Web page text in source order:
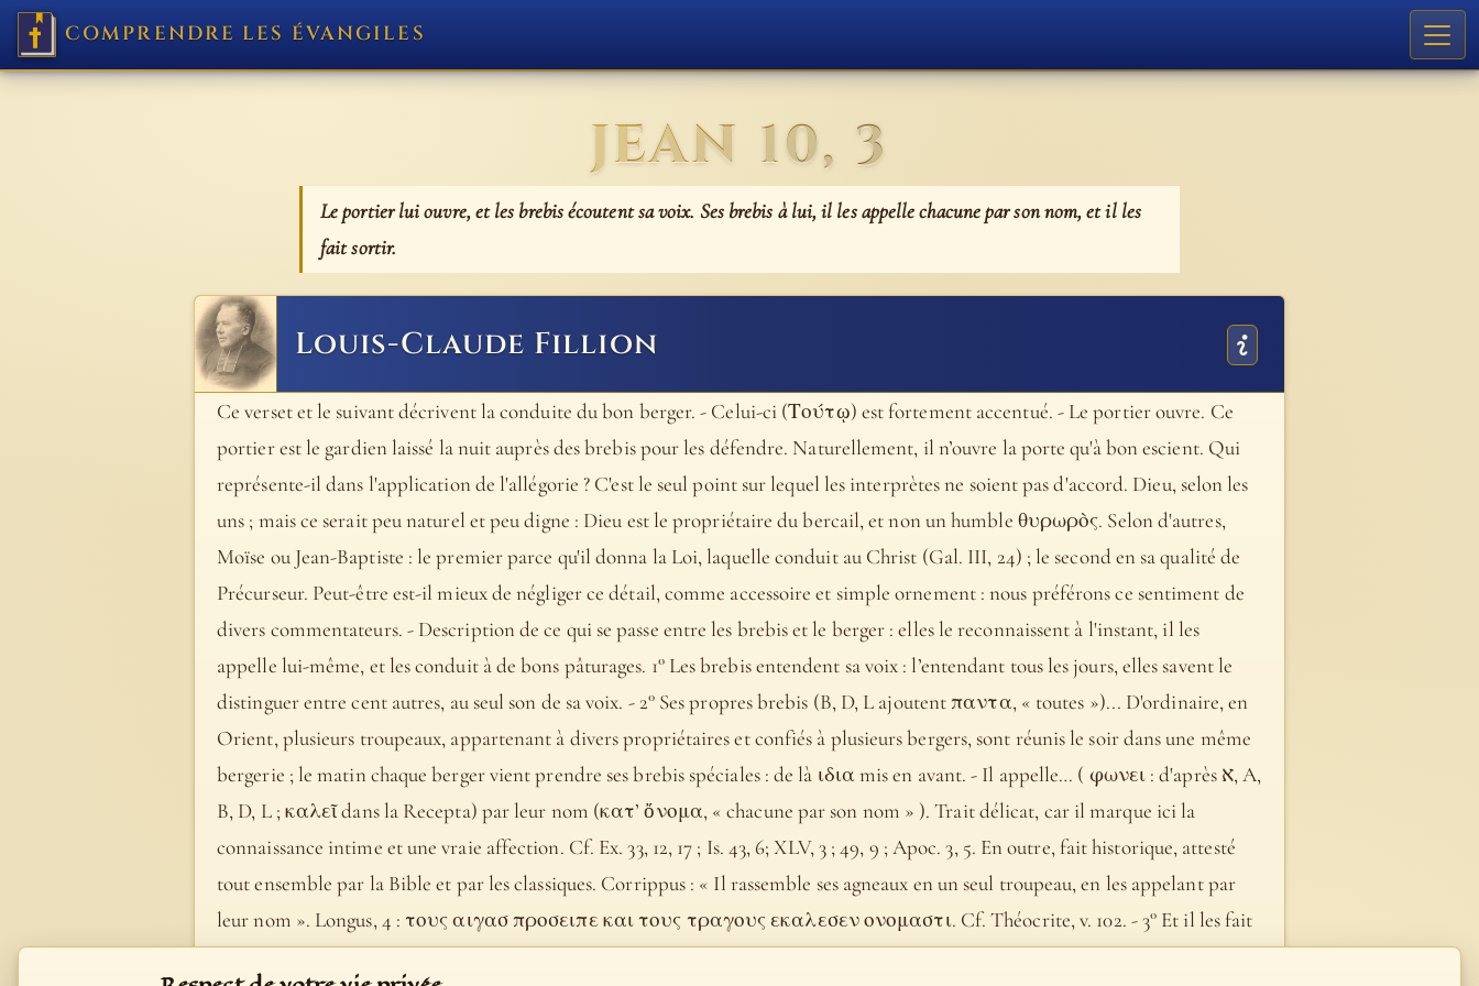
COMPRENDRE LES ÉVANGILES
JEAN 10, 3
Le portier lui ouvre, et les brebis écoutent sa voix. Ses brebis à lui, il les appelle chacune par son nom, et il les
fait sortir.
Louis-Claude Fillion
Ce verset et le suivant décrivent la conduite du bon berger. - Celui-ci (Τούτῳ) est fortement accentué. - Le portier ouvre. Ce
portier est le gardien laissé la nuit auprès des brebis pour les défendre. Naturellement, il n’ouvre la porte qu'à bon escient. Qui
représente-il dans l'application de l'allégorie ? C'est le seul point sur lequel les interprètes ne soient pas d'accord. Dieu, selon les
uns ; mais ce serait peu naturel et peu digne : Dieu est le propriétaire du bercail, et non un humble θυρωρὸς. Selon d'autres,
Moïse ou Jean-Baptiste : le premier parce qu'il donna la Loi, laquelle conduit au Christ (Gal. III, 24) ; le second en sa qualité de
Précurseur. Peut-être est-il mieux de négliger ce détail, comme accessoire et simple ornement : nous préférons ce sentiment de
divers commentateurs. - Description de ce qui se passe entre les brebis et le berger : elles le reconnaissent à l'instant, il les
appelle lui-même, et les conduit à de bons pâturages. 1° Les brebis entendent sa voix : l’entendant tous les jours, elles savent le
distinguer entre cent autres, au seul son de sa voix. - 2° Ses propres brebis (B, D, L ajoutent παντα, « toutes »)... D'ordinaire, en
Orient, plusieurs troupeaux, appartenant à divers propriétaires et confiés à plusieurs bergers, sont réunis le soir dans une même
bergerie ; le matin chaque berger vient prendre ses brebis spéciales : de là ιδια mis en avant. - Il appelle… ( φωνει : d'après א, A,
B, D, L ; καλεῖ dans la Recepta) par leur nom (κατ’ ὄνομα, « chacune par son nom » ). Trait délicat, car il marque ici la
connaissance intime et une vraie affection. Cf. Ex. 33, 12, 17 ; Is. 43, 6; XLV, 3 ; 49, 9 ; Apoc. 3, 5. En outre, fait historique, attesté
tout ensemble par la Bible et par les classiques. Corrippus : « Il rassemble ses agneaux en un seul troupeau, en les appelant par
leur nom ». Longus, 4 : τους αιγασ προσειπε και τους τραγους εκαλεσεν ονομαστι. Cf. Théocrite, v. 102. - 3° Et il les fait
sortir (εξαγει). Il les fait sortir du bercail, pour les mener au pâturage.